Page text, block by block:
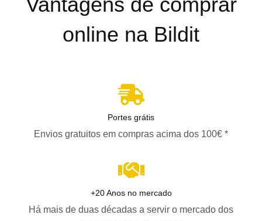
online na Bildit
Portes grátis
Envios gratuitos em compras acima dos 100€ *
+20 Anos no mercado
Há mais de duas décadas a servir o mercado dos